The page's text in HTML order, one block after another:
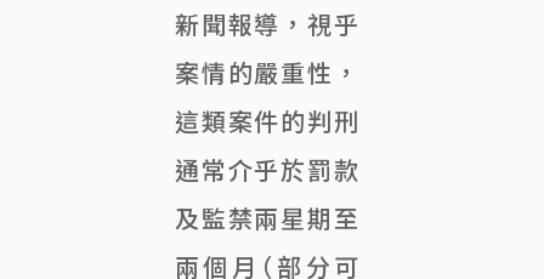
新聞報導，視乎
案情的嚴重性，
這類案件的判刑
通常介乎於罰款
及監禁兩星期至
兩個月（部分可